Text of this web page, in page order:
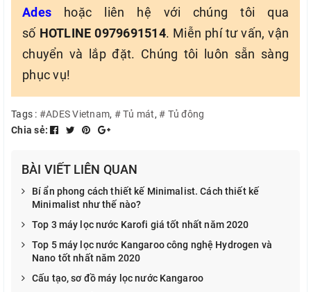
Ades hoặc liên hệ với chúng tôi qua
số HOTLINE 0979691514. Miễn phí tư vấn, vận
chuyển và lắp đặt. Chúng tôi luôn sẵn sàng
phục vụ!
Tags : #ADES Vietnam, # Tủ mát, # Tủ đông
Chia sẻ:
BÀI VIẾT LIÊN QUAN
Bí ẩn phong cách thiết kế Minimalist. Cách thiết kế
Minimalist như thế nào?
Top 3 máy lọc nước Karofi giá tốt nhất năm 2020
Top 5 máy lọc nước Kangaroo công nghệ Hydrogen và
Nano tốt nhất năm 2020
Cấu tạo, sơ đồ máy lọc nước Kangaroo